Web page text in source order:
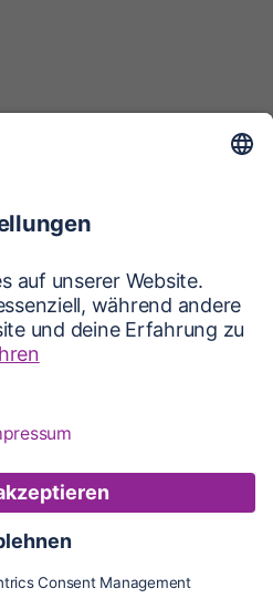
Updates Konto
Karte